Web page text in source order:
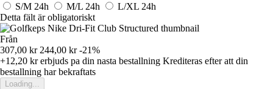
S/M 24h M/L 24h L/XL 24h
Detta fält är obligatoriskt
Från
307,00 kr 244,00 kr -21%
+12,20 krerbjuds pa din nasta bestallning Krediteras efter att din
bestallning har bekraftats
Loading...